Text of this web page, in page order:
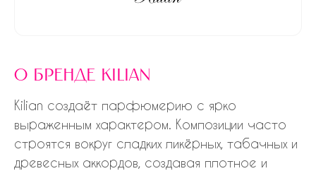
о бренде kilian
Kilian создаёт парфюмерию с ярко
выраженным характером. Композиции часто
строятся вокруг сладких ликёрных, табачных и
древесных аккордов, создавая плотное и